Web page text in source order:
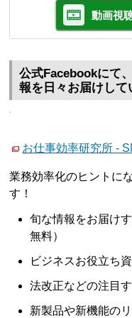
動画視
公式Facebookにて
報を日々お届けして
お仕事効率研究所 -
業務効率化のヒントに
す！
旬な情報をお届け
無料）
ビジネスお役立ち
法改正などの注目
新製品や新機能の